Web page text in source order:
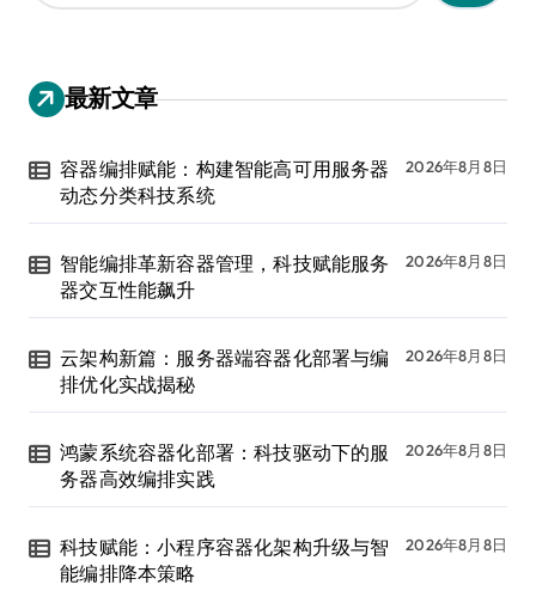
：
最新文章
容器编排赋能：构建智能高可用服务器
动态分类科技系统
2026年8月8日
智能编排革新容器管理，科技赋能服务
器交互性能飙升
2026年8月8日
云架构新篇：服务器端容器化部署与编
排优化实战揭秘
2026年8月8日
鸿蒙系统容器化部署：科技驱动下的服
务器高效编排实践
2026年8月8日
科技赋能：小程序容器化架构升级与智
能编排降本策略
2026年8月8日